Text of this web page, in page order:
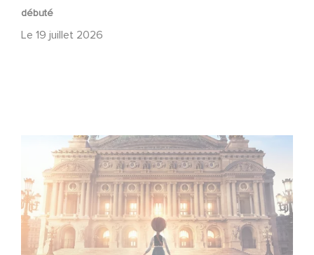
débuté
Le 19 juillet 2026
Gaumont et Good Hero annoncent la suite de Ballerina